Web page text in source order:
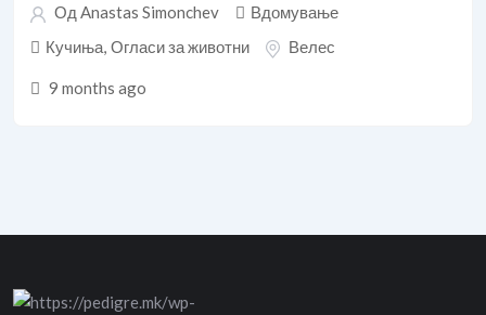
Од Anastas Simonchev
Вдомување
Кучиња, Огласи за животни Велес
9 months ago